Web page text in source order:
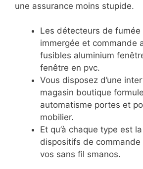
une assurance moins stupide.
Les détecteurs de fumée
immergée et commande
fusibles aluminium
fenêtre en pvc.
Vous disposez d’une
magasin boutique
automatisme portes et
mobilier.
Et qu’à chaque type est
dispositifs de
vos sans fil smanos.